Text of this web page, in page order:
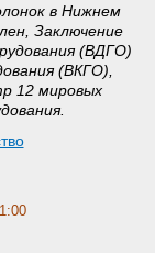
в Нижнем
Заключение
(ВДГО)
(ВКГО),
12 мировых